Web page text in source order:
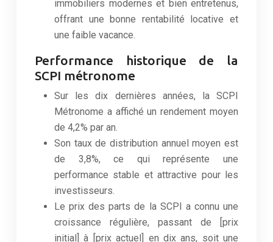
immobiliers modernes et bien entretenus,
offrant une bonne rentabilité locative et
une faible vacance.
Performance historique de la
SCPI métronome
Sur les dix dernières années, la SCPI
Métronome a affiché un rendement moyen
de 4,2% par an.
Son taux de distribution annuel moyen est
de 3,8%, ce qui représente une
performance stable et attractive pour les
investisseurs.
Le prix des parts de la SCPI a connu une
croissance régulière, passant de [prix
initial] à [prix actuel] en dix ans, soit une